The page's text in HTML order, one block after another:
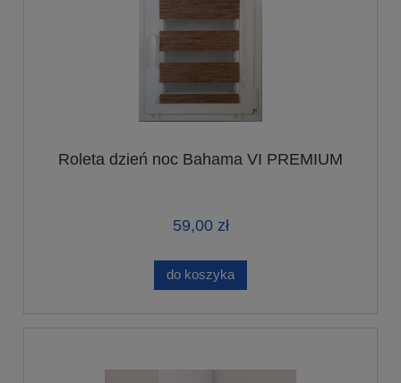
Roleta dzień noc Bahama VI PREMIUM
59,00 zł
do koszyka